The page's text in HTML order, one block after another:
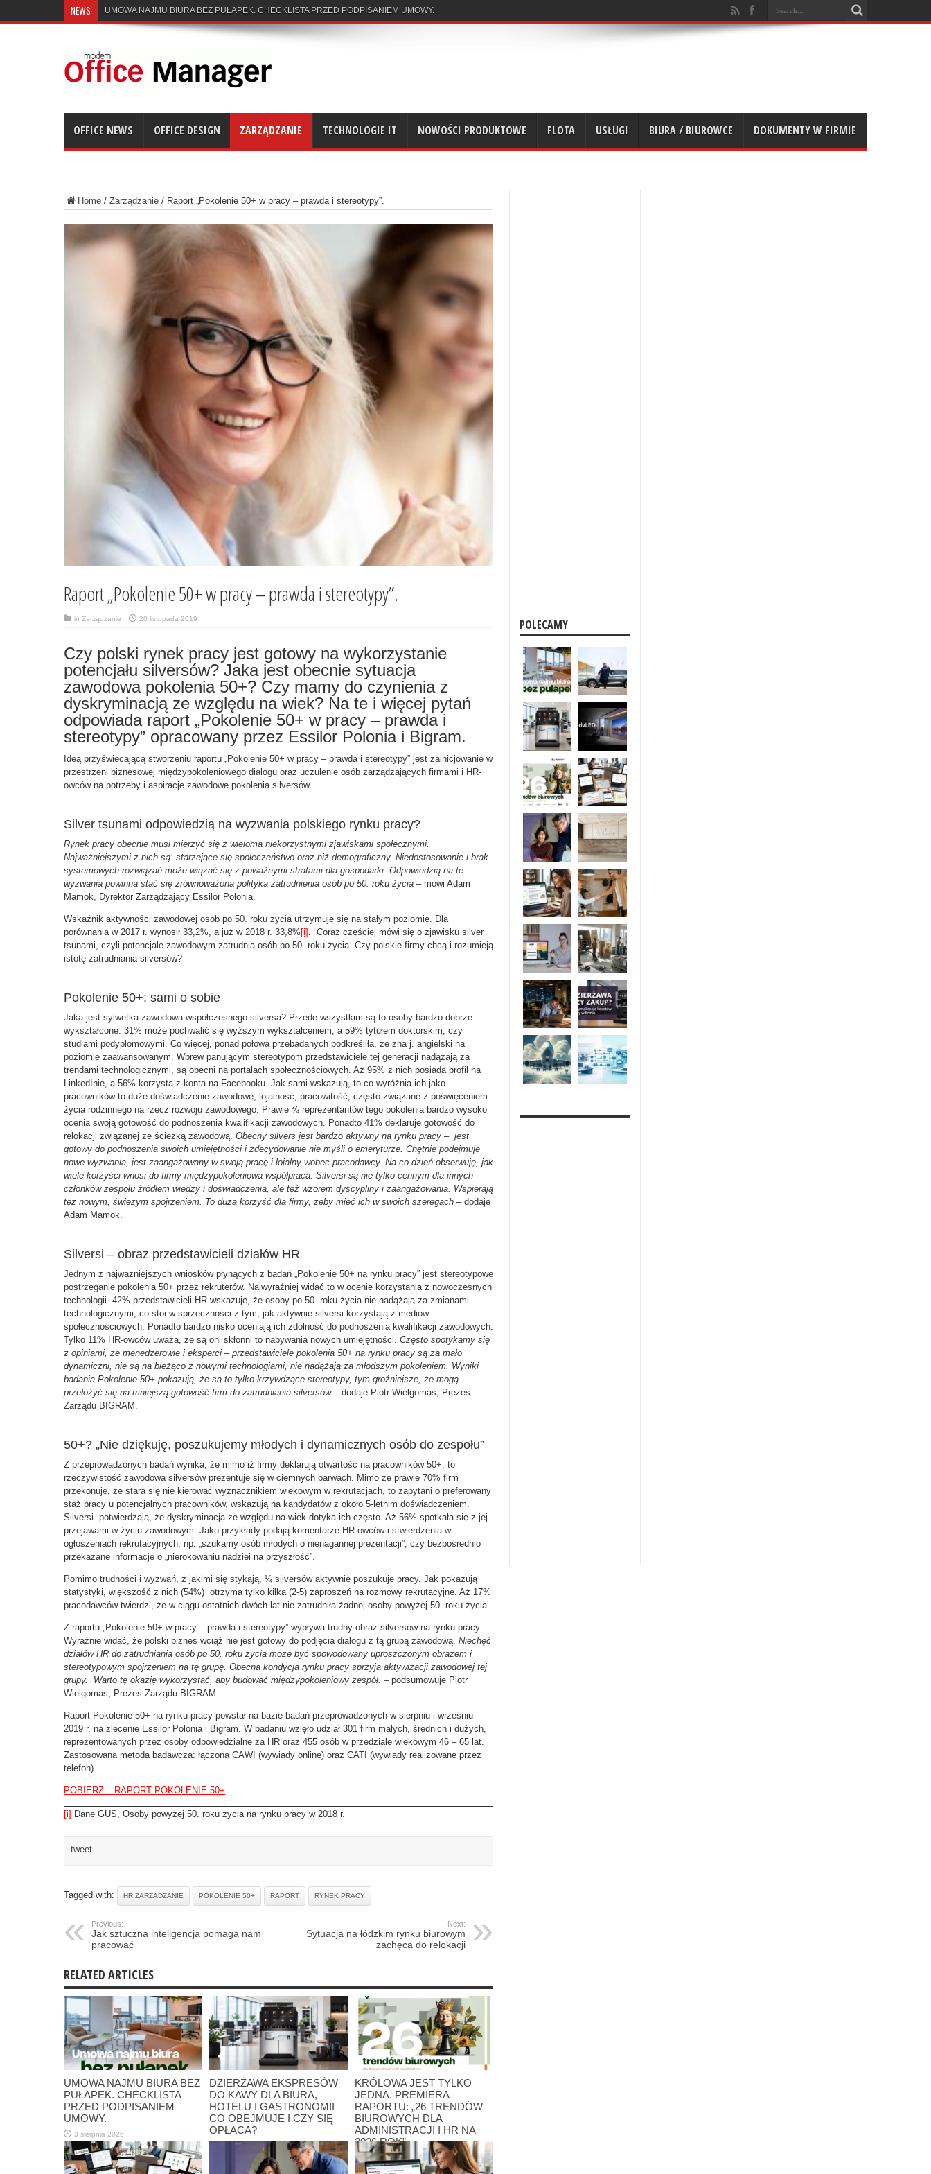
NEWS UMOWA NAJMU BIURA BEZ PUŁAPEK. CHECKLISTA PRZED PODPISANIEM UMOWY.
OFFICE NEWS OFFICE DESIGN ZARZĄDZANIE TECHNOLOGIE IT NOWOŚCI PRODUKTOWE FLOTA USŁUGI BIURA / BIUROWCE DOKUMENTY W FIRMIE
Home / Zarządzanie / Raport „Pokolenie 50+ w pracy – prawda i stereotypy”.
Raport „Pokolenie 50+ w pracy – prawda i stereotypy”.
in Zarządzanie 20 listopada 2019
Czy polski rynek pracy jest gotowy na wykorzystanie
potencjału silversów? Jaka jest obecnie sytuacja
zawodowa pokolenia 50+? Czy mamy do czynienia z
dyskryminacją ze względu na wiek? Na te i więcej pytań
odpowiada raport „Pokolenie 50+ w pracy – prawda i
stereotypy” opracowany przez Essilor Polonia i Bigram.
Ideą przyświecającą stworzeniu raportu „Pokolenie 50+ w pracy – prawda i stereotypy” jest zainicjowanie w
przestrzeni biznesowej międzypokoleniowego dialogu oraz uczulenie osób zarządzających firmami i HR-
owców na potrzeby i aspiracje zawodowe pokolenia silversów.
Silver tsunami odpowiedzią na wyzwania polskiego rynku pracy?
Rynek pracy obecnie musi mierzyć się z wieloma niekorzystnymi zjawiskami społecznymi.
Najważniejszymi z nich są: starzejące się społeczeństwo oraz niż demograficzny. Niedostosowanie i brak
systemowych rozwiązań może wiązać się z poważnymi stratami dla gospodarki. Odpowiedzią na te
wyzwania powinna stać się zrównoważona polityka zatrudnienia osób po 50. roku życia – mówi Adam
Mamok, Dyrektor Zarządzający Essilor Polonia.
Wskaźnik aktywności zawodowej osób po 50. roku życia utrzymuje się na stałym poziomie. Dla
porównania w 2017 r. wynosił 33,2%, a już w 2018 r. 33,8% [i] . Coraz częściej mówi się o zjawisku silver
tsunami, czyli potencjale zawodowym zatrudnia osób po 50. roku życia. Czy polskie firmy chcą i rozumieją
istotę zatrudniania silversów?
Pokolenie 50+: sami o sobie
Jaka jest sylwetka zawodowa współczesnego silversa? Przede wszystkim są to osoby bardzo dobrze
wykształcone. 31% może pochwalić się wyższym wykształceniem, a 59% tytułem doktorskim, czy
studiami podyplomowymi. Co więcej, ponad połowa przebadanych podkreśliła, że zna j. angielski na
poziomie zaawansowanym. Wbrew panującym stereotypom przedstawiciele tej generacji nadążają za
trendami technologicznymi, są obecni na portalach społecznościowych. Aż 95% z nich posiada profil na
LinkedInie, a 56% korzysta z konta na Facebooku. Jak sami wskazują, to co wyróżnia ich jako
pracowników to duże doświadczenie zawodowe, lojalność, pracowitość, często związane z poświęceniem
życia rodzinnego na rzecz rozwoju zawodowego. Prawie ¾ reprezentantów tego pokolenia bardzo wysoko
ocenia swoją gotowość do podnoszenia kwalifikacji zawodowych. Ponadto 41% deklaruje gotowość do
relokacji związanej ze ścieżką zawodową. Obecny silvers jest bardzo aktywny na rynku pracy – jest
gotowy do podnoszenia swoich umiejętności i zdecydowanie nie myśli o emeryturze. Chętnie podejmuje
nowe wyzwania, jest zaangażowany w swoją pracę i lojalny wobec pracodawcy. Na co dzień obserwuję, jak
wiele korzyści wnosi do firmy międzypokoleniowa współpraca. Silversi są nie tylko cennym dla innych
członków zespołu źródłem wiedzy i doświadczenia, ale też wzorem dyscypliny i zaangażowania. Wspierają
też nowym, świeżym spojrzeniem. To duża korzyść dla firmy, żeby mieć ich w swoich szeregach – dodaje
Adam Mamok.
Silversi – obraz przedstawicieli działów HR
Jednym z najważniejszych wniosków płynących z badań „Pokolenie 50+ na rynku pracy” jest stereotypowe
postrzeganie pokolenia 50+ przez rekruterów. Najwyraźniej widać to w ocenie korzystania z nowoczesnych
technologii. 42% przedstawicieli HR wskazuje, że osoby po 50. roku życia nie nadążają za zmianami
technologicznymi, co stoi w sprzeczności z tym, jak aktywnie silversi korzystają z mediów
społecznościowych. Ponadto bardzo nisko oceniają ich zdolność do podnoszenia kwalifikacji zawodowych.
Tylko 11% HR-owców uważa, że są oni skłonni to nabywania nowych umiejętności. Często spotykamy się
z opiniami, że menedżerowie i eksperci – przedstawiciele pokolenia 50+ na rynku pracy są za mało
dynamiczni, nie są na bieżąco z nowymi technologiami, nie nadążają za młodszym pokoleniem. Wyniki
badania Pokolenie 50+ pokazują, że są to tylko krzywdzące stereotypy, tym groźniejsze, że mogą
przełożyć się na mniejszą gotowość firm do zatrudniania silversów– dodaje Piotr Wielgomas, Prezes
Zarządu BIGRAM.
50+? „Nie dziękuję, poszukujemy młodych i dynamicznych osób do zespołu”
Z przeprowadzonych badań wynika, że mimo iż firmy deklarują otwartość na pracowników 50+, to
rzeczywistość zawodowa silversów prezentuje się w ciemnych barwach. Mimo że prawie 70% firm
przekonuje, że stara się nie kierować wyznacznikiem wiekowym w rekrutacjach, to zapytani o preferowany
staż pracy u potencjalnych pracowników, wskazują na kandydatów z około 5-letnim doświadczeniem.
Silversi potwierdzają, że dyskryminacja ze względu na wiek dotyka ich często. Aż 56% spotkała się z jej
przejawami w życiu zawodowym. Jako przykłady podają komentarze HR-owców i stwierdzenia w
ogłoszeniach rekrutacyjnych, np. „szukamy osób młodych o nienagannej prezentacji”, czy bezpośrednio
przekazane informacje o „nierokowaniu nadziei na przyszłość”.
Pomimo trudności i wyzwań, z jakimi się stykają, ¼ silversów aktywnie poszukuje pracy. Jak pokazują
statystyki, większość z nich (54%) otrzyma tylko kilka (2-5) zaproszeń na rozmowy rekrutacyjne. Aż 17%
pracodawców twierdzi, że w ciągu ostatnich dwóch lat nie zatrudniła żadnej osoby powyżej 50. roku życia.
Z raportu „Pokolenie 50+ w pracy – prawda i stereotypy” wypływa trudny obraz silversów na rynku pracy.
Wyraźnie widać, że polski biznes wciąż nie jest gotowy do podjęcia dialogu z tą grupą zawodową. Niechęć
działów HR do zatrudniania osób po 50. roku życia może być spowodowany uproszczonym obrazem i
stereotypowym spojrzeniem na tę grupę. Obecna kondycja rynku pracy sprzyja aktywizacji zawodowej tej
grupy. Warto tę okazję wykorzystać, aby budować międzypokoleniowy zespół. – podsumowuje Piotr
Wielgomas, Prezes Zarządu BIGRAM.
Raport Pokolenie 50+ na rynku pracy powstał na bazie badań przeprowadzonych w sierpniu i wrześniu
2019 r. na zlecenie Essilor Polonia i Bigram. W badaniu wzięło udział 301 firm małych, średnich i dużych,
reprezentowanych przez osoby odpowiedzialne za HR oraz 455 osób w przedziale wiekowym 46 – 65 lat.
Zastosowana metoda badawcza: łączona CAWI (wywiady online) oraz CATI (wywiady realizowane przez
telefon).
POBIERZ – RAPORT POKOLENIE 50+
[i] Dane GUS, Osoby powyżej 50. roku życia na rynku pracy w 2018 r.
tweet
Tagged with: HR ZARZĄDZANIE POKOLENIE 50+ RAPORT RYNEK PRACY
Previous:
Jak sztuczna inteligencja pomaga nam
pracować
Next:
Sytuacja na łódzkim rynku biurowym
zachęca do relokacji
RELATED ARTICLES
UMOWA NAJMU BIURA BEZ
PUŁAPEK. CHECKLISTA
PRZED PODPISANIEM
UMOWY.
3 sierpnia 2026
DZIERŻAWA EKSPRESÓW
DO KAWY DLA BIURA,
HOTELU I GASTRONOMII –
CO OBEJMUJE I CZY SIĘ
OPŁACA?
28 lipca 2026
KRÓLOWA JEST TYLKO
JEDNA. PREMIERA
RAPORTU: „26 TRENDÓW
BIUROWYCH DLA
ADMINISTRACJI I HR NA
2026 ROK”
27 lipca 2026
POLECAMY